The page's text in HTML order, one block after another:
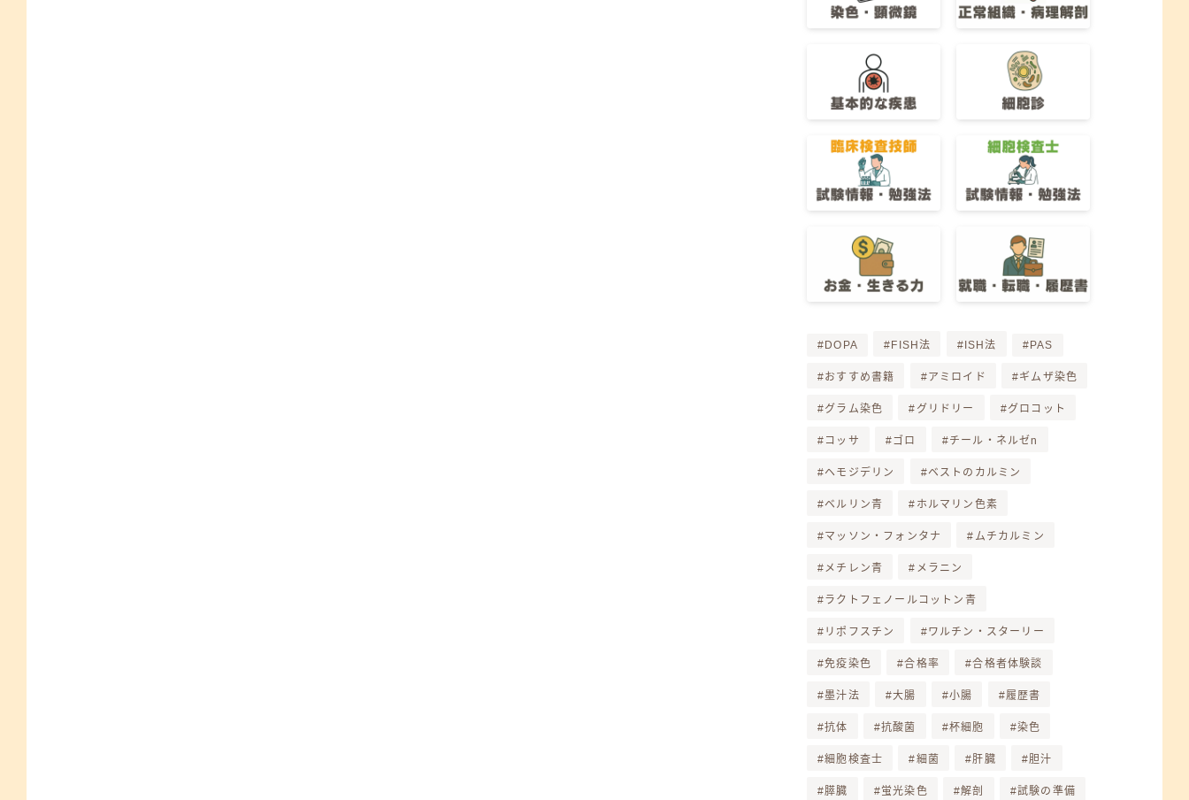
DOPA FISH法 ISH法 PAS
おすすめ書籍 アミロイド ギムザ染色
グラム染色 グリドリー グロコット
コッサ ゴロ チール・ネルゼn
ヘモジデリン ベストのカルミン
ベルリン青 ホルマリン色素
マッソン・フォンタナ ムチカルミン
メチレン青 メラニン
ラクトフェノールコットン青
リポフスチン ワルチン・スターリー
免疫染色 合格率 合格者体験談
墨汁法 大腸 小腸 履歴書
抗体 抗酸菌 杯細胞 染色
細胞検査士 細菌 肝臓 胆汁
膵臓 蛍光染色 解剖 試験の準備